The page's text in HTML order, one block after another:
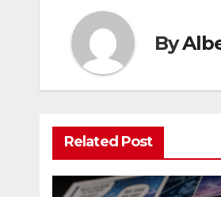
By
Related Post